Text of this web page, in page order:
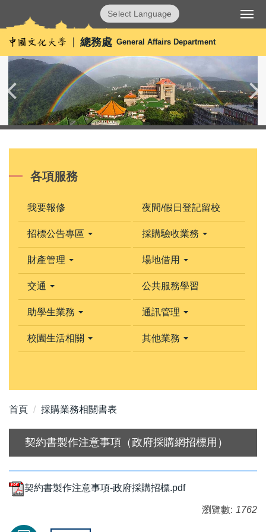
到
主
容
區
總務處 General Affairs Department
Translate
各項服務
我要報修 夜間/假日登記留校
招標公告專區 採購驗收業務
財產管理 場地借用
交通 公共服務學習
助學生業務 通訊管理
校園生活相關 其他業務
首頁 採購業務相關書表
契約書製作注意事項（政府採購網招標用）
契約書製作注意事項-政府採購招標.pdf
瀏覽數: 1762